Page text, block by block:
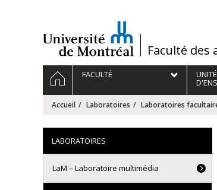
/Faculté des
Navigation
principale
ACCUEILFACULTÉ
Accueil Laboratoires Laboratoires
LABORATOIRES
LaM – Laboratoire multimédia